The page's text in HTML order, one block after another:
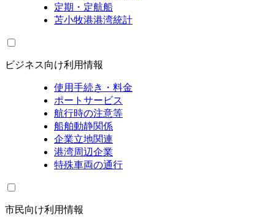
定期・定航船
苫小牧港港湾統計
ビジネス向け利用情報
使用手続き・料金
ポートサービス
航行時の注意等
船舶動静関係
企業立地関連
港湾周辺企業
特殊車両の通行
市民向け利用情報